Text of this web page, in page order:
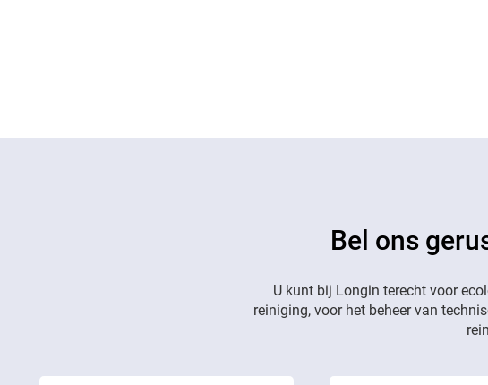
Bel ons
U kunt bij Longin terecht voor
reiniging, voor het beheer van